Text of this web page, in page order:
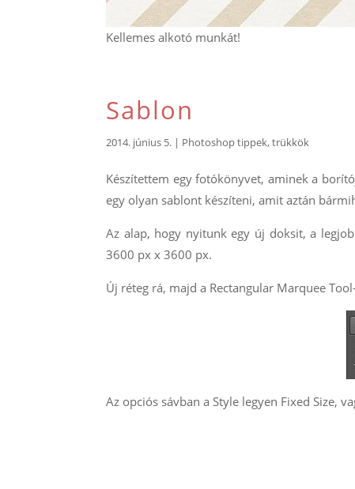
Kellemes alkotó munkát!
Sablon
2014. június 5. | Photoshop tippek, trükkök
Készítettem egy fotókönyvet, aminek a
egy olyan sablont készíteni, amit aztán
Az alap, hogy nyitunk egy új doksit, a
3600 px x 3600 px.
Új réteg rá, majd a Rectangular Marquee
Az opciós sávban a Style legyen Fixed Size,